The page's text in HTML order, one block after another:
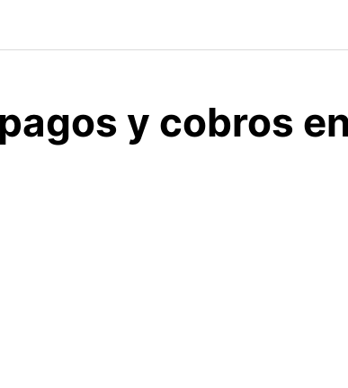
y cobros